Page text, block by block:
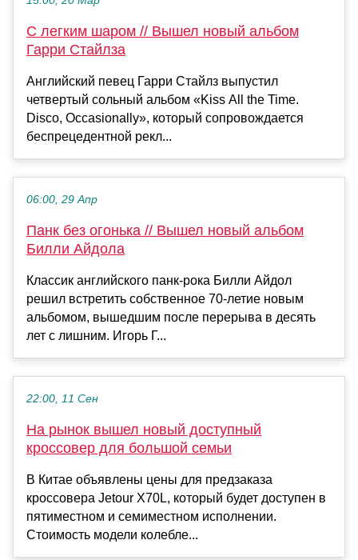
С легким шаром // Вышел новый альбом
Гарри Стайлза
Английский певец Гарри Стайлз выпустил
четвертый сольный альбом «Kiss All the Time.
Disco, Occasionally», который сопровождается
беспрецедентной рекл...
06:00, 29 Апр
Панк без огонька // Вышел новый альбом
Билли Айдола
Классик английского панк-рока Билли Айдол
решил встретить собственное 70-летие новым
альбомом, вышедшим после перерыва в десять
лет с лишним. Игорь Г...
22:00, 11 Сен
На рынок вышел новый доступный
кроссовер для большой семьи
В Китае объявлены цены для предзаказа
кроссовера Jetour X70L, который будет доступен в
пятиместном и семиместном исполнении.
Стоимость модели колебле...